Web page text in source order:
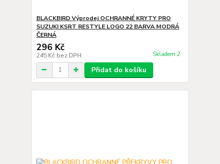
BLACKBIRD Výprodej OCHRANNÉ KRYTY PRO
SUZUKI KSRT RESTYLE LOGO 22 BARVA MODRÁ
ČERNÁ
296 Kč
245 Kč bez DPH Skladem 2
Přidat do košíku